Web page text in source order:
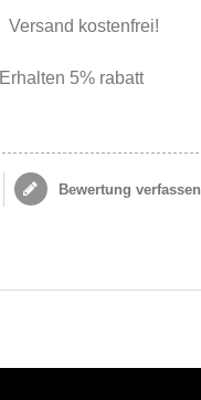
Versand kostenfrei!
Erhalten 5% rabatt
Bewertung verfassen